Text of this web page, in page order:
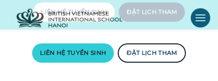
LIÊN HỆ TUYỂN SINH ĐẶT LỊCH THAM